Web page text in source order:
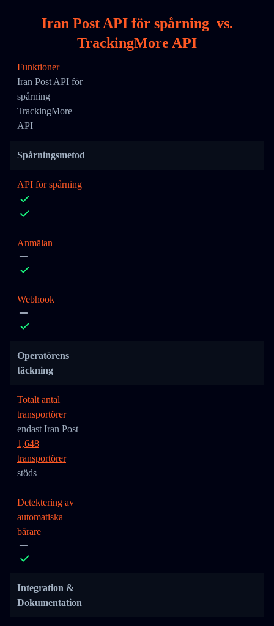
Iran Post API för spårning vs.
TrackingMore API
Funktioner
Iran Post API för
spårning
TrackingMore
API
Spårningsmetod
API för spårning
Anmälan
Webhook
Operatörens
täckning
Totalt antal
transportörer
endast Iran Post
1,648
transportörer
stöds
Detektering av
automatiska
bärare
Integration &
Dokumentation